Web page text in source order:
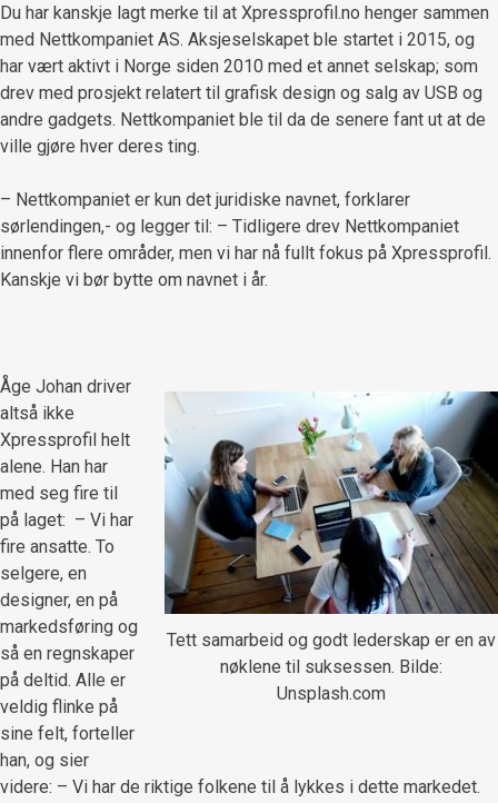
Du har kanskje lagt merke til at Xpressprofil.no henger sammen
med Nettkompaniet AS. Aksjeselskapet ble startet i 2015, og
har vært aktivt i Norge siden 2010 med et annet selskap; som
drev med prosjekt relatert til grafisk design og salg av USB og
andre gadgets. Nettkompaniet ble til da de senere fant ut at de
ville gjøre hver deres ting.
– Nettkompaniet er kun det juridiske navnet, forklarer
sørlendingen,- og legger til: – Tidligere drev Nettkompaniet
innenfor flere områder, men vi har nå fullt fokus på Xpressprofil.
Kanskje vi bør bytte om navnet i år.
Tett samarbeid og godt lederskap er en av
nøklene til suksessen. Bilde:
Unsplash.com
Åge Johan driver
altså ikke
Xpressprofil helt
alene. Han har
med seg fire til
på laget: – Vi har
fire ansatte. To
selgere, en
designer, en på
markedsføring og
så en regnskaper
på deltid. Alle er
veldig flinke på
sine felt, forteller
han, og sier
videre: – Vi har de riktige folkene til å lykkes i dette markedet.